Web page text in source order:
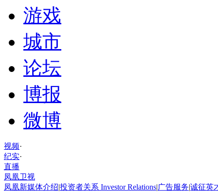
游戏
城市
论坛
博报
微博
视频·
纪实·
直播
凤凰卫视
凤凰新媒体介绍|投资者关系 Investor Relations|广告服务|诚征英